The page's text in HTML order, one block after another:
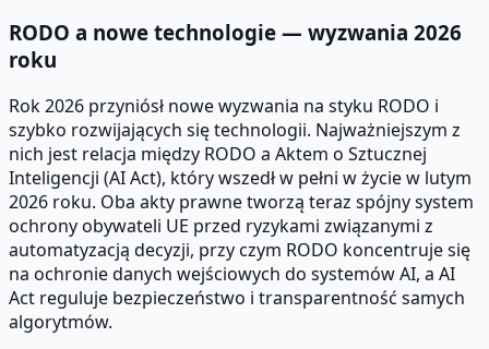
RODO a nowe technologie — wyzwania 2026
roku
Rok 2026 przyniósł nowe wyzwania na styku RODO i
szybko rozwijających się technologii. Najważniejszym z
nich jest relacja między RODO a Aktem o Sztucznej
Inteligencji (AI Act), który wszedł w pełni w życie w lutym
2026 roku. Oba akty prawne tworzą teraz spójny system
ochrony obywateli UE przed ryzykami związanymi z
automatyzacją decyzji, przy czym RODO koncentruje się
na ochronie danych wejściowych do systemów AI, a AI
Act reguluje bezpieczeństwo i transparentność samych
algorytmów.